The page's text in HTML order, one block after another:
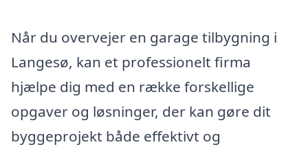
Når du overvejer en garage tilbygning i
Langesø, kan et professionelt firma
hjælpe dig med en række forskellige
opgaver og løsninger, der kan gøre dit
byggeprojekt både effektivt og